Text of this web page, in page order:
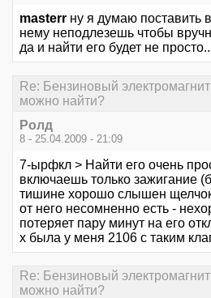
masterr ну я думаю поставить
нему неподлезешь чтобы
да и найти его будет не
Re: Бензиновый
можно найти?
Ролд
8 - 25.04.2009 - 21:09
7-ырфкл > Найти его очень
включаешь только зажигание
тишине хорошо слышен
от него несомненно есть -
потеряет пару минут на его
х была у меня 2106 с таким
Re: Бензиновый
можно найти?